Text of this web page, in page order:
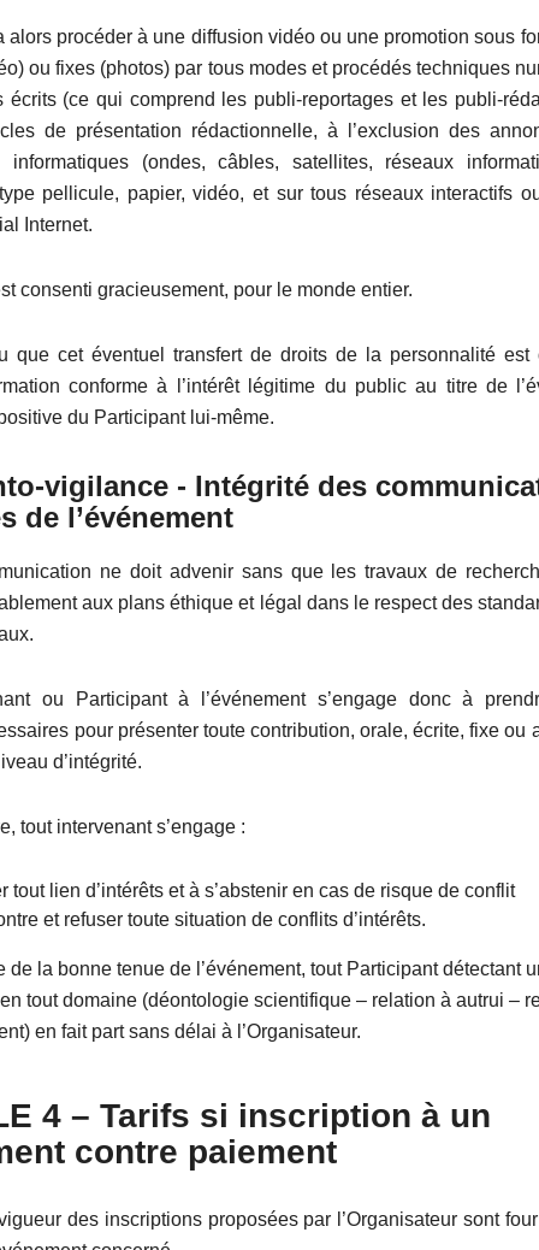
alors procéder à une diffusion vidéo ou une promotion sous
ou fixes (photos) par tous modes et procédés techniques
écrits (ce qui comprend les publi-reportages et les publi-
de présentation rédactionnelle, à l’exclusion des
informatiques (ondes, câbles, satellites, réseaux
pellicule, papier, vidéo, et sur tous réseaux interactifs
Internet.
consenti gracieusement, pour le monde entier.
que cet éventuel transfert de droits de la personnalité est
conforme à l’intérêt légitime du public au titre de
du Participant lui-même.
vigilance - Intégrité des
de l’événement
ne doit advenir sans que les travaux de
aux plans éthique et légal dans le respect des
ou Participant à l’événement s’engage donc à
pour présenter toute contribution, orale, écrite, fixe ou
d’intégrité.
tout intervenant s’engage :
tout lien d’intérêts et à s’abstenir en cas de risque de conflit
et refuser toute situation de conflits d’intérêts.
de la bonne tenue de l’événement, tout Participant détectant
tout domaine (déontologie scientifique – relation à autrui –
en fait part sans délai à l’Organisateur.
E 4 – Tarifs si inscription à un
contre paiement
des inscriptions proposées par l’Organisateur sont